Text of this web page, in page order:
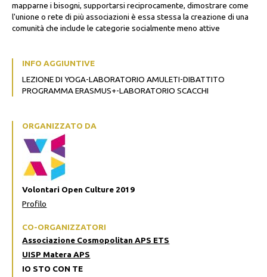
mapparne i bisogni, supportarsi reciprocamente, dimostrare come
l'unione o rete di più associazioni è essa stessa la creazione di una
comunità che include le categorie socialmente meno attive
INFO AGGIUNTIVE
LEZIONE DI YOGA-LABORATORIO AMULETI-DIBATTITO
PROGRAMMA ERASMUS+-LABORATORIO SCACCHI
ORGANIZZATO DA
Volontari Open Culture 2019
Profilo
CO-ORGANIZZATORI
Associazione Cosmopolitan APS ETS
UISP Matera APS
IO STO CON TE